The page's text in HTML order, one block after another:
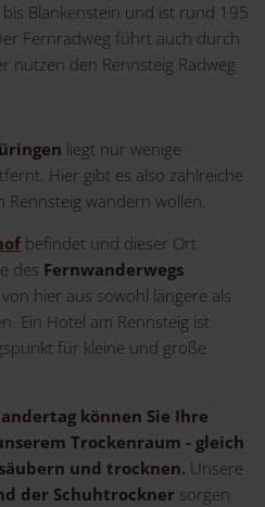
Blankenstein und ist rund 195
Fernradweg führt auch durch
nutzen den Rennsteig Radweg
liegt nur wenige
Hier gibt es also zahlreiche
Rennsteig wandern wollen.
befindet und dieser Ort
des Fernwanderwegs
hier aus sowohl längere als
Ein Hotel am Rennsteig ist
für kleine und große
können Sie Ihre
Trockenraum - gleich
und trocknen. Unsere
der Schuhtrockner sorgen